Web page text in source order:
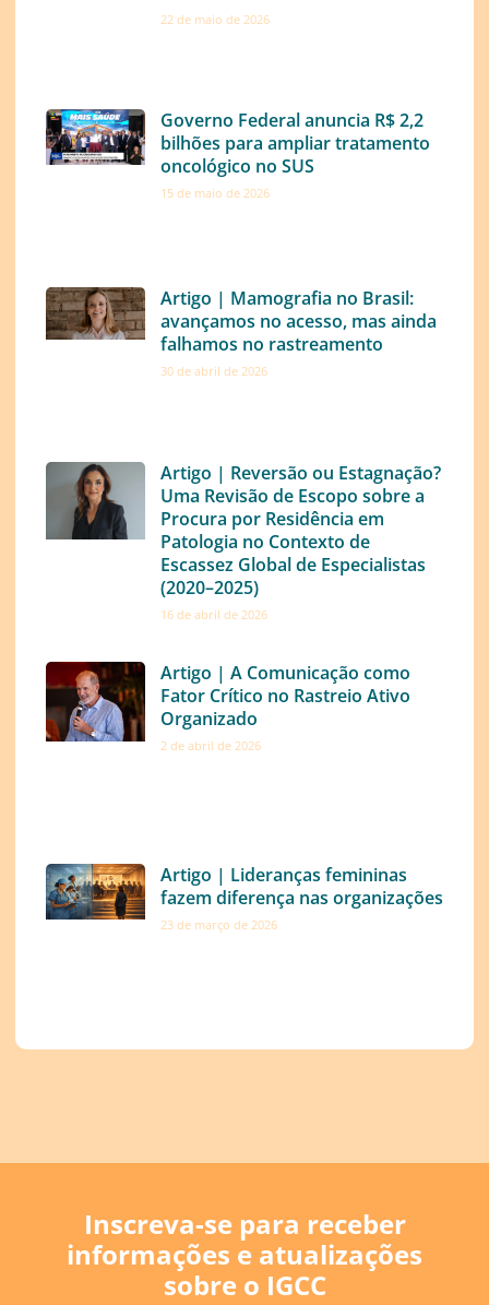
22 de maio de 2026
Governo Federal anuncia R$ 2,2
bilhões para ampliar tratamento
oncológico no SUS
15 de maio de 2026
Artigo | Mamografia no Brasil:
avançamos no acesso, mas ainda
falhamos no rastreamento
30 de abril de 2026
Artigo | Reversão ou Estagnação?
Uma Revisão de Escopo sobre a
Procura por Residência em
Patologia no Contexto de
Escassez Global de Especialistas
(2020–2025)
16 de abril de 2026
Artigo | A Comunicação como
Fator Crítico no Rastreio Ativo
Organizado
2 de abril de 2026
Artigo | Lideranças femininas
fazem diferença nas organizações
23 de março de 2026
Inscreva-se para receber
informações e atualizações
sobre o IGCC